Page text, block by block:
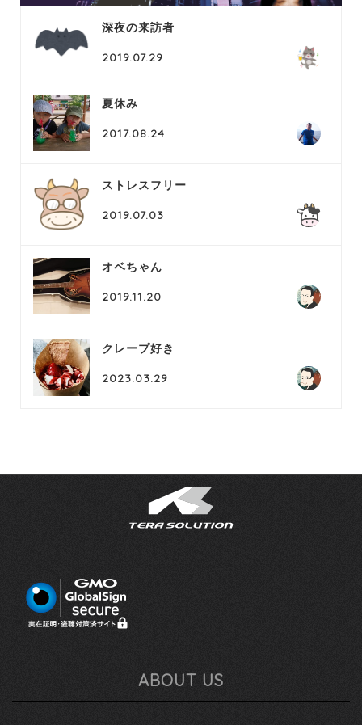
深夜の来訪者
2019.07.29
夏休み
2017.08.24
ストレスフリー
2019.07.03
オベちゃん
2019.11.20
クレープ好き
2023.03.29
ABOUT US